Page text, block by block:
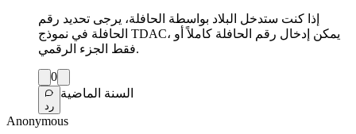
إذا كنت ستدخل البلاد بواسطة الحافلة، يرجى تحديد رقم
الحافلة في نموذج TDAC، يمكن إدخال رقم الحافلة كاملاً أو
فقط الجزء الرقمي.
0
رد
السنة الماضية
Anonymous